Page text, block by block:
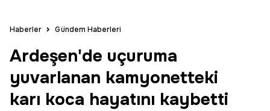
Haberler Gündem Haberleri
Ardeşen'de uçuruma
yuvarlanan kamyonetteki
karı koca hayatını kaybetti